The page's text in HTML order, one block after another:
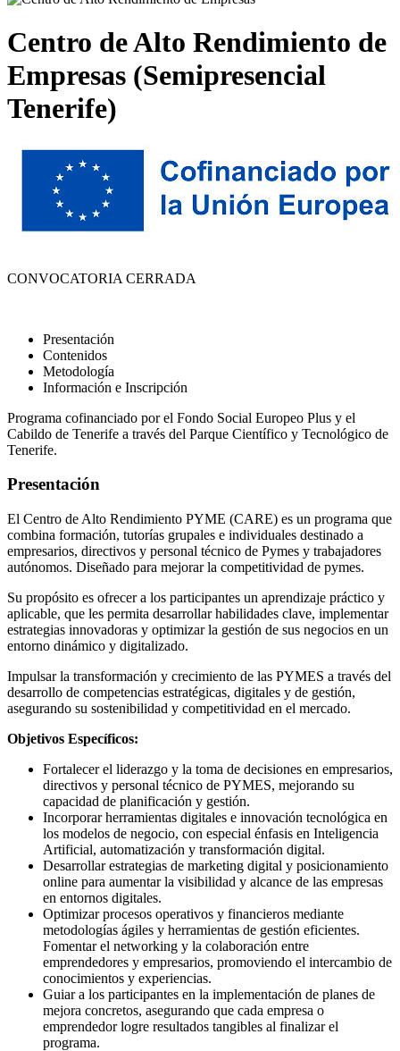
Centro de Alto Rendimiento de
Empresas (Semipresencial
Tenerife)
CONVOCATORIA CERRADA
Presentación
Contenidos
Metodología
Información e Inscripción
Programa cofinanciado por el Fondo Social Europeo Plus y el
Cabildo de Tenerife a través del Parque Científico y Tecnológico de
Tenerife.
Presentación
El Centro de Alto Rendimiento PYME (CARE) es un programa que
combina formación, tutorías grupales e individuales destinado a
empresarios, directivos y personal técnico de Pymes y trabajadores
autónomos. Diseñado para mejorar la competitividad de pymes.
Su propósito es ofrecer a los participantes un aprendizaje práctico y
aplicable, que les permita desarrollar habilidades clave, implementar
estrategias innovadoras y optimizar la gestión de sus negocios en un
entorno dinámico y digitalizado.
Impulsar la transformación y crecimiento de las PYMES a través del
desarrollo de competencias estratégicas, digitales y de gestión,
asegurando su sostenibilidad y competitividad en el mercado.
Objetivos Específicos:
Fortalecer el liderazgo y la toma de decisiones en empresarios,
directivos y personal técnico de PYMES, mejorando su
capacidad de planificación y gestión.
Incorporar herramientas digitales e innovación tecnológica en
los modelos de negocio, con especial énfasis en Inteligencia
Artificial, automatización y transformación digital.
Desarrollar estrategias de marketing digital y posicionamiento
online para aumentar la visibilidad y alcance de las empresas
en entornos digitales.
Optimizar procesos operativos y financieros mediante
metodologías ágiles y herramientas de gestión eficientes.
Fomentar el networking y la colaboración entre
emprendedores y empresarios, promoviendo el intercambio de
conocimientos y experiencias.
Guiar a los participantes en la implementación de planes de
mejora concretos, asegurando que cada empresa o
emprendedor logre resultados tangibles al finalizar el
programa.